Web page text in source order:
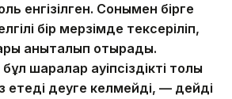
енгізілген. Сонымен бірге
бір мерзімде тексеріліп,
анықталып отырады.
шаралар қауіпсіздікті толық
етеді деуге келмейді, — дейді